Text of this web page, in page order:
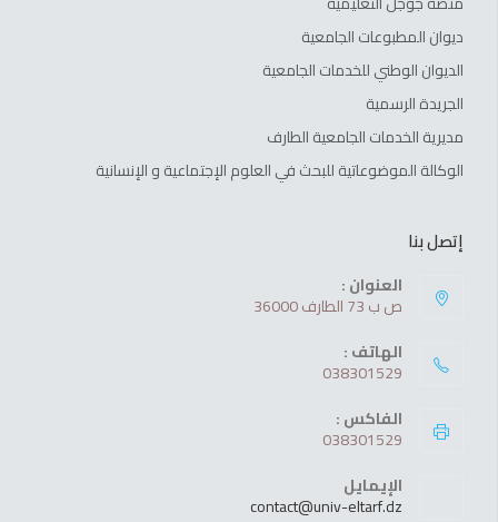
ديوان المطبوعات الجامعية
الديوان الوطني للخدمات الجامعية
الجريدة الرسمية
مديرية الخدمات الجامعية الطارف
الوكالة الموضوعاتية للبحث في العلوم الإجتماعية و الإنسانية
إتصل بنا
العنوان :
ص ب 73 الطارف 36000
الهاتف :
038301529
الفاكس :
038301529
الإيمايل
contact@univ-eltarf.dz